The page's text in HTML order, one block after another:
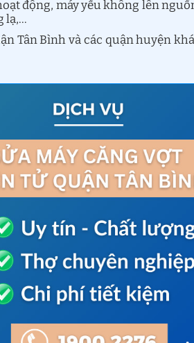
động, máy yếu không lên
lạ,…
Tân Bình và các quận huyện